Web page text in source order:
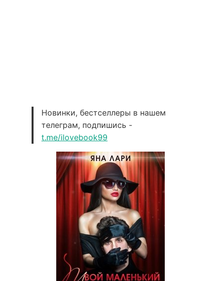
Новинки, бестселлеры в нашем
телеграм, подпишись -
t.me/ilovebook99